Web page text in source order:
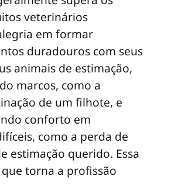
veterinários
em formar
duradouros com seus
animais de estimação,
marcos, como a
de um filhote, e
conforto em
como a perda de
estimação querido. Essa
torna a profissão